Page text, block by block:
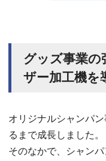
グッズ事業の
ザー加工機を
オリジナルシャンパ
るまで成長しました。
そのなかで、シャンパ